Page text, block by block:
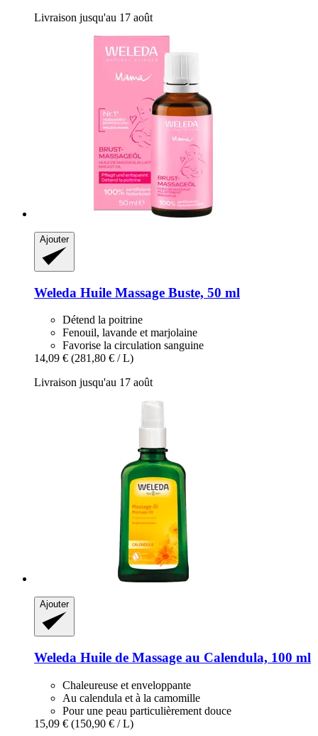
Livraison jusqu'au 17 août
Ajouter
Weleda Huile Massage Buste, 50 ml
Détend la poitrine
Fenouil, lavande et marjolaine
Favorise la circulation sanguine
14,09 € (281,80 € / L)
Livraison jusqu'au 17 août
Ajouter
Weleda Huile de Massage au Calendula, 100 ml
Chaleureuse et enveloppante
Au calendula et à la camomille
Pour une peau particulièrement douce
15,09 € (150,90 € / L)